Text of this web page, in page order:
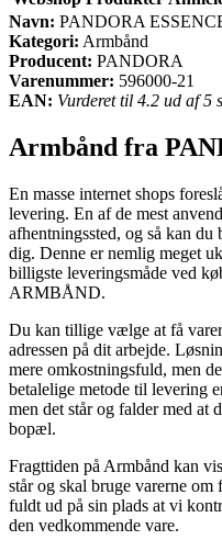
Navn: PANDORA
Kategori: Armbånd
Producent: PANDORA
Varenummer: 596000-21
EAN: Vurderet til 4.2 ud af 5
Armbånd fra
En masse internet shops
levering. En af de mest
afhentningssted, og så kan du
dig. Denne er nemlig meget
billigste leveringsmåde ved
ARMBÅND.
Du kan tillige vælge at få
adressen på dit arbejde.
mere omkostningsfuld, men
betalelige metode til levering
men det står og falder med at
bopæl.
Fragttiden på Armbånd kan
står og skal bruge varerne om
fuldt ud på sin plads at vi
den vedkommende vare.